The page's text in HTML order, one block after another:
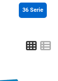
36 Serie
Grid